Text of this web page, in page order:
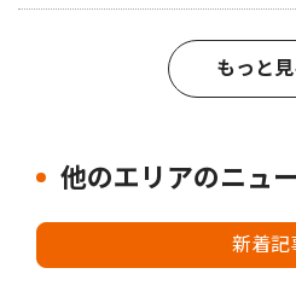
もっと見
他のエリアのニュ
新着記